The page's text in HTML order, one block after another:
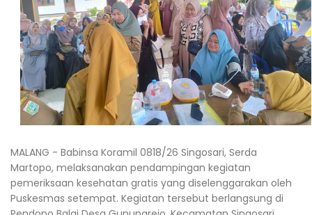
MALANG - Babinsa Koramil 0818/26 Singosari, Serda
Martopo, melaksanakan pendampingan kegiatan
pemeriksaan kesehatan gratis yang diselenggarakan oleh
Puskesmas setempat. Kegiatan tersebut berlangsung di